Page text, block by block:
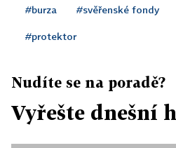
#burza #svěřenské fondy
#protektor
Nudíte se na poradě?
Vyřešte dnešní